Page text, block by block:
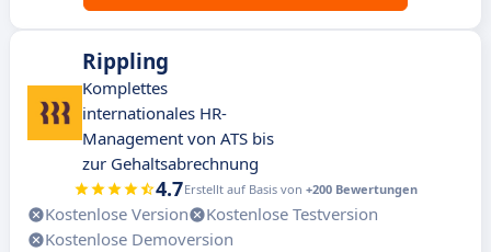
Rippling
Komplettes
internationales HR-
Management von ATS bis
zur Gehaltsabrechnung
4.7Erstellt auf Basis von +200 Bewertungen
Kostenlose Version
Kostenlose Testversion
Kostenlose Demoversion